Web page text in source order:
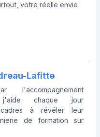
votre réelle envie
Lafitte
l'accompagnement
j'aide chaque jour
à révéler leur
de formation sur